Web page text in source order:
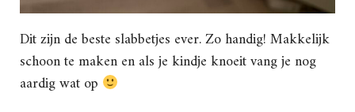
Dit zijn de beste slabbetjes ever. Zo handig! Makkelijk
schoon te maken en als je kindje knoeit vang je nog
aardig wat op